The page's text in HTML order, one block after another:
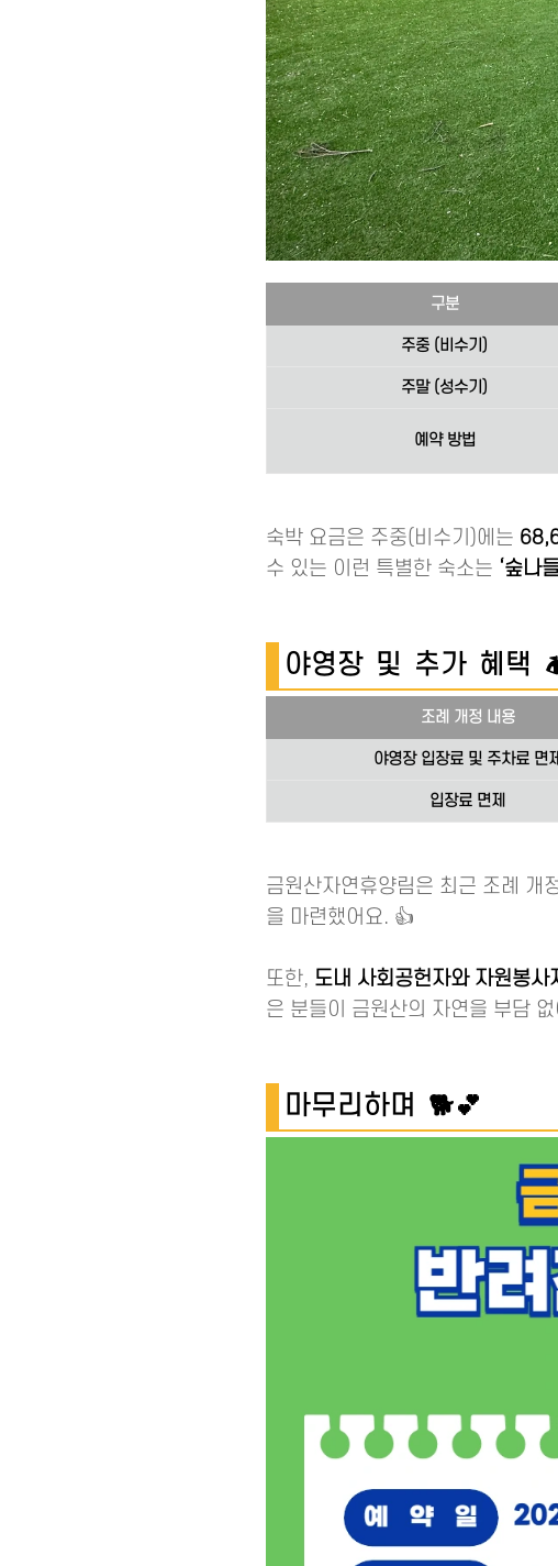
구분
주중 (비수기)
주말 (성수기)
예약 방법
숙박 요금은 주중(비수기)에는
수 있는 이런 특별한 숙소는 ‘숲나
야영장 및 추가 혜택
조례 개정 내용
야영장 입장료 및 주차료 면제
입장료 면제
금원산자연휴양림은 최근 조례 개
을 마련했어요. 👍
또한, 도내 사회공헌자와 자원봉
은 분들이 금원산의 자연을 부담
마무리하며 🐕💕